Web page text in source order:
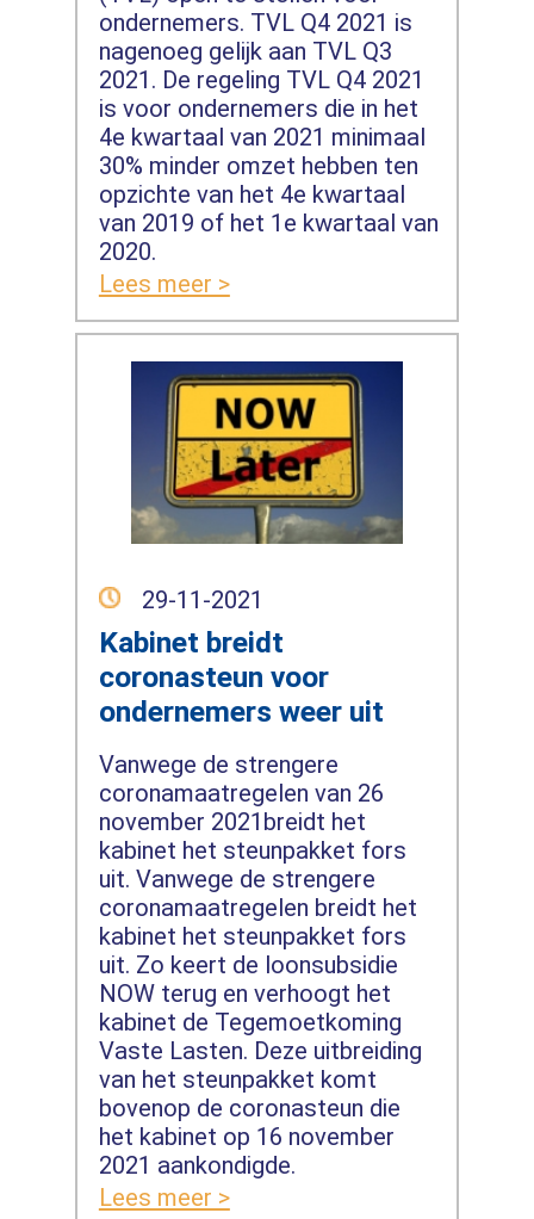
ondernemers. TVL Q4 2021 is
nagenoeg gelijk aan TVL Q3
2021. De regeling TVL Q4 2021
is voor ondernemers die in het
4e kwartaal van 2021 minimaal
30% minder omzet hebben ten
opzichte van het 4e kwartaal
van 2019 of het 1e kwartaal van
2020.
Lees meer >
29-11-2021
Kabinet breidt
coronasteun voor
ondernemers weer uit
Vanwege de strengere
coronamaatregelen van 26
november 2021breidt het
kabinet het steunpakket fors
uit. Vanwege de strengere
coronamaatregelen breidt het
kabinet het steunpakket fors
uit. Zo keert de loonsubsidie
NOW terug en verhoogt het
kabinet de Tegemoetkoming
Vaste Lasten. Deze uitbreiding
van het steunpakket komt
bovenop de coronasteun die
het kabinet op 16 november
2021 aankondigde.
Lees meer >